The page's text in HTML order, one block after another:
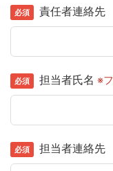
責任者連絡先
担当者氏名 ※
担当者連絡先